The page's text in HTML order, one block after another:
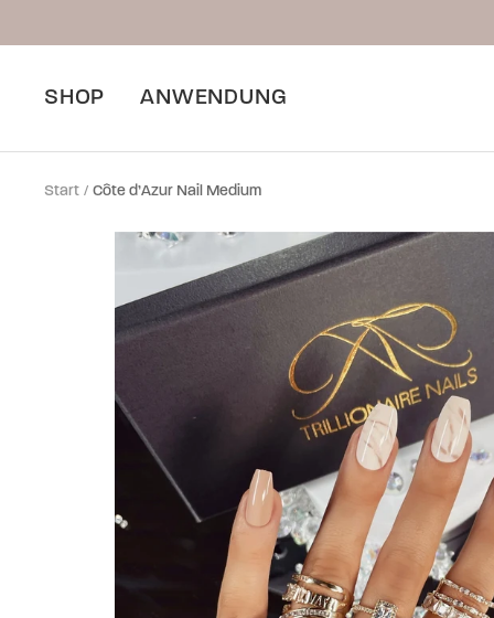
zum
SHOP ANWENDUNG
Start Côte d’Azur Nail Medium